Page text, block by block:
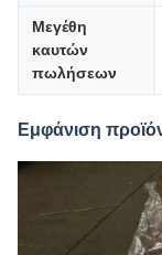
Μεγέθη
καυτών
πωλήσεων
Εμφάνιση